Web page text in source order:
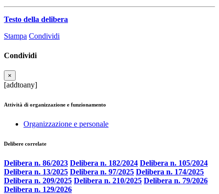
Testo della delibera
Stampa Condividi
Condividi
×
[addtoany]
Attività di organizzazione e funzionamento
Organizzazione e personale
Delibere correlate
Delibera n. 86/2023 Delibera n. 182/2024 Delibera n. 105/2024
Delibera n. 13/2025 Delibera n. 97/2025 Delibera n. 174/2025
Delibera n. 209/2025 Delibera n. 210/2025 Delibera n. 79/2026
Delibera n. 129/2026